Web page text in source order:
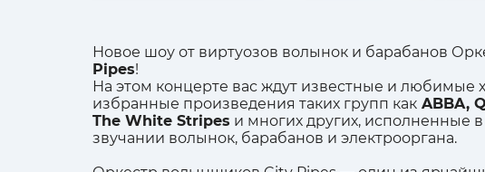
Новое шоу от виртуозов волынок и барабанов
Pipes!
На этом концерте вас ждут известные и любимые
избранные произведения таких групп как ABBA,
The White Stripes и многих других, исполненные
звучании волынок, барабанов и электрооргана.